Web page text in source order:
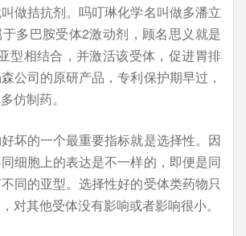
做拮抗剂。吗叮琳化学名叫做多潘立
多巴胺受体2激动剂，顾名思义就是
型相结合，并激活该受体，促进胃排
公司的原研产品，专利保护期早过，
仿制药。
坏的一个最重要指标就是选择性。因
细胞上的表达是不一样的，即便是同
同的亚型。选择性好的受体类药物只
对其他受体没有影响或者影响很小。